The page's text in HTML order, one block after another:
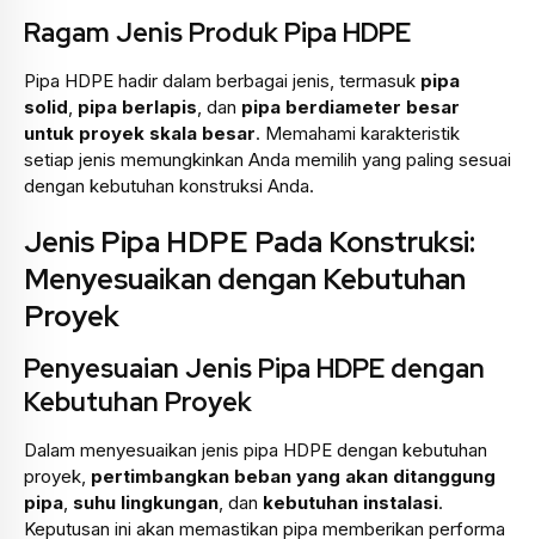
Ragam Jenis Produk Pipa HDPE
Pipa HDPE hadir dalam berbagai jenis, termasuk pipa
solid, pipa berlapis, dan pipa berdiameter besar
untuk proyek skala besar. Memahami karakteristik
setiap jenis memungkinkan Anda memilih yang paling sesuai
dengan kebutuhan konstruksi Anda.
Jenis Pipa HDPE Pada Konstruksi:
Menyesuaikan dengan Kebutuhan
Proyek
Penyesuaian Jenis Pipa HDPE dengan
Kebutuhan Proyek
Dalam menyesuaikan jenis pipa HDPE dengan kebutuhan
proyek, pertimbangkan beban yang akan ditanggung
pipa, suhu lingkungan, dan kebutuhan instalasi.
Keputusan ini akan memastikan pipa memberikan performa